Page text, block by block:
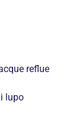
reflue
lupo